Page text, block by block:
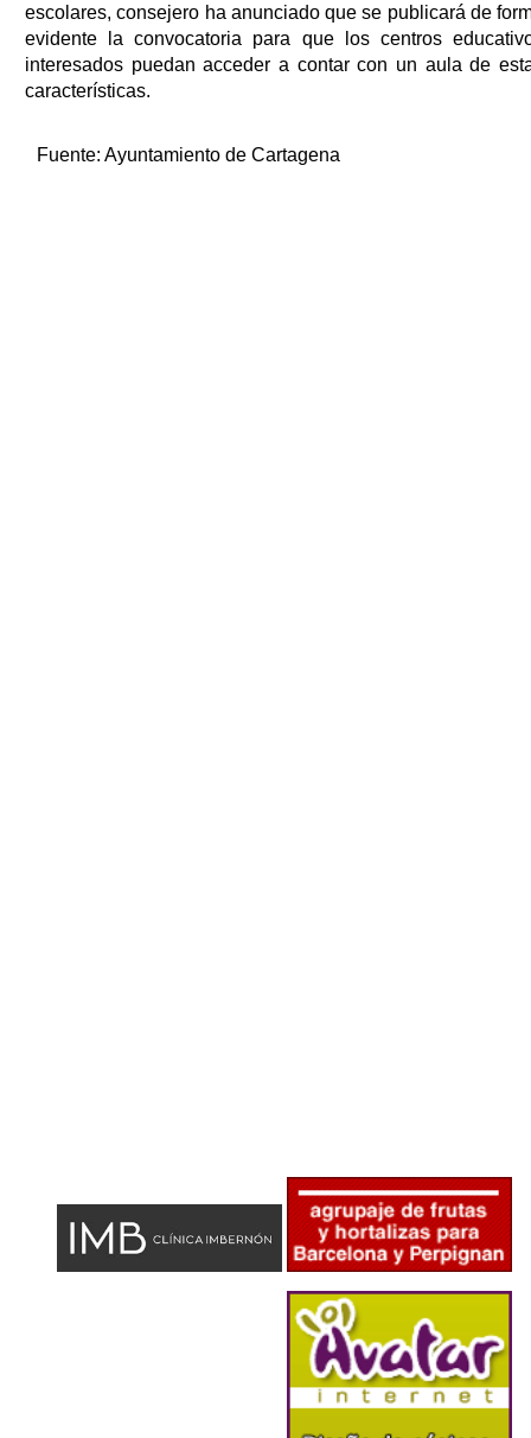
escolares, consejero ha anunciado que se publicará de
evidente la convocatoria para que los centros
interesados puedan acceder a contar con un aula de
características.
Fuente: Ayuntamiento de Cartagena